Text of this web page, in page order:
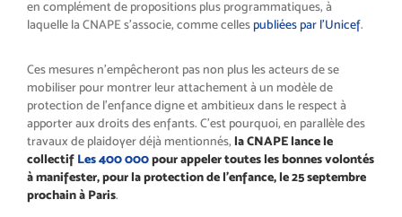
en complément de propositions plus programmatiques, à
laquelle la CNAPE s’associe, comme celles publiées par l’Unicef.
Ces mesures n’empêcheront pas non plus les acteurs de se
mobiliser pour montrer leur attachement à un modèle de
protection de l’enfance digne et ambitieux dans le respect à
apporter aux droits des enfants. C’est pourquoi, en parallèle des
travaux de plaidoyer déjà mentionnés, la CNAPE lance le
collectif Les 400 000pour appeler toutes les bonnes volontés
à manifester, pour la protection de l’enfance, le 25 septembre
prochain à Paris.